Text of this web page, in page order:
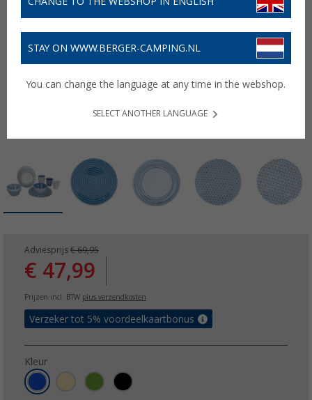
Adviesprijs € 69,95
€ 47,99
Prijzen incl. BTW plus verzendkosten
Verzeker tot 5% voordeelkaartbonus
Kleur
STAY ON WWW.BERGER-CAMPING.NL
You can change the language at any time in the webshop.
SELECT ANOTHER LANGUAGE